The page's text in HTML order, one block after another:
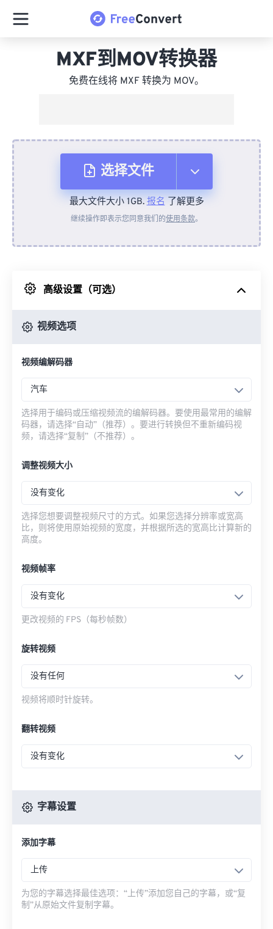
MXF到MOV转换器
免费在线将 MXF 转换为 MOV。
选择文件
从设备
来自 Google Drive
最大文件大小 1GB.报名了解更多
继续操作即表示您同意我们的使用条款。
高级设置（可选）
视频选项
视频编解码器
汽车
选择用于编码或压缩视频流的编解码器。要使用最常用的编解
码器，请选择“自动”（推荐）。要进行转换但不重新编码视
频，请选择“复制”（不推荐）。
调整视频大小
没有变化
选择您想要调整视频尺寸的方式。如果您选择分辨率或宽高
比，则将使用原始视频的宽度，并根据所选的宽高比计算新的
高度。
视频帧率
没有变化
更改视频的 FPS（每秒帧数）
旋转视频
没有任何
视频将顺时针旋转。
翻转视频
没有变化
字幕设置
添加字幕
上传
为您的字幕选择最佳选项：“上传”添加您自己的字幕，或“复
制”从原始文件复制字幕。